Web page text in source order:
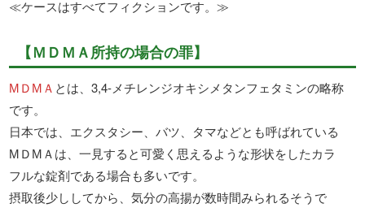
≪ケースはすべてフィクションです。≫
【ＭＤＭＡ所持の場合の罪】
МＤМＡ とは、3,4-メチレンジオキシメタンフェタミンの略称
です。
日本では、エクスタシー、バツ、タマなどとも呼ばれている
МＤМＡは、一見すると可愛く思えるような形状をしたカラ
フルな錠剤である場合も多いです。
摂取後少ししてから、気分の高揚が数時間みられるそうで